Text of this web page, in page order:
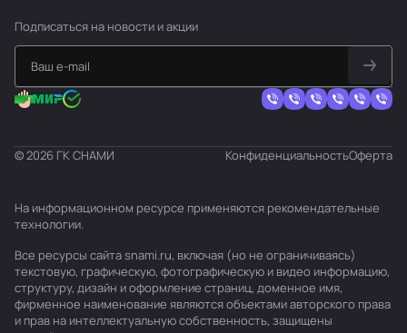
Подписаться на новости и акции
© 2026 ГК СНАМИ КонфиденциальностьОферта
На информационном ресурсе применяются рекомендательные
технологии.
Все ресурсы сайта snami.ru, включая (но не ограничиваясь)
текстовую, графическую, фотографическую и видео информацию,
структуру, дизайн и оформление страниц, доменное имя,
фирменное наименование являются объектами авторского права
и прав на интеллектуальную собственность, защищены